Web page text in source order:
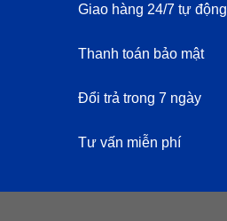
Giao hàng 24/7 tự động
Thanh toán bảo mật
Đổi trả trong 7 ngày
Tư vấn miễn phí